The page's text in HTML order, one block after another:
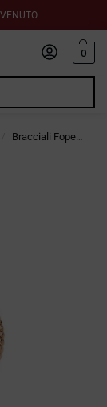
0
Bracciali Fope